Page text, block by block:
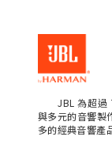
JBL 為超過
與多元的音響製
多的經典音響產